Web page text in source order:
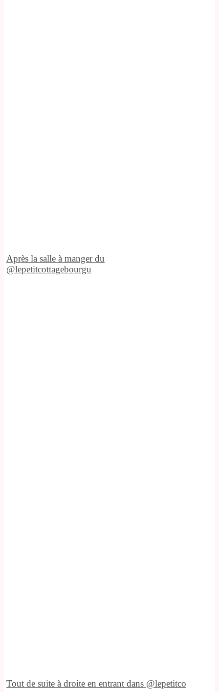
Après la salle à manger du
@lepetitcottagebourgu
Tout de suite à droite en entrant dans @lepetitco